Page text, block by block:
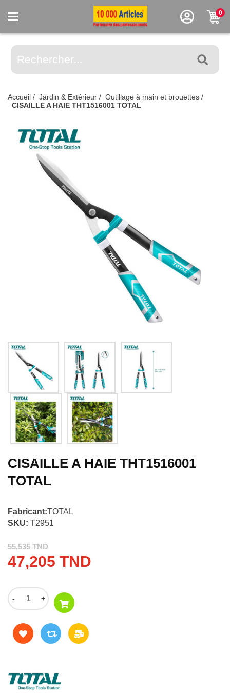
0
Accueil / Jardin & Extérieur / Outillage à main et brouettes /
CISAILLE A HAIE THT1516001 TOTAL
CISAILLE A HAIE THT1516001
TOTAL
Fabricant:TOTAL
SKU: T2951
55,535 TND
47,205 TND
- +